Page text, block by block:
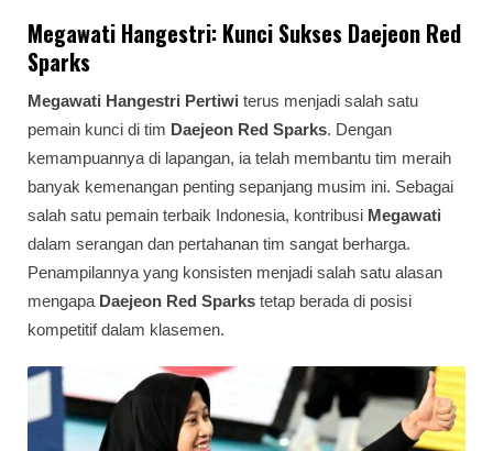
Megawati Hangestri: Kunci Sukses Daejeon Red
Sparks
Megawati Hangestri Pertiwi terus menjadi salah satu
pemain kunci di tim Daejeon Red Sparks. Dengan
kemampuannya di lapangan, ia telah membantu tim meraih
banyak kemenangan penting sepanjang musim ini. Sebagai
salah satu pemain terbaik Indonesia, kontribusi Megawati
dalam serangan dan pertahanan tim sangat berharga.
Penampilannya yang konsisten menjadi salah satu alasan
mengapa Daejeon Red Sparks tetap berada di posisi
kompetitif dalam klasemen.